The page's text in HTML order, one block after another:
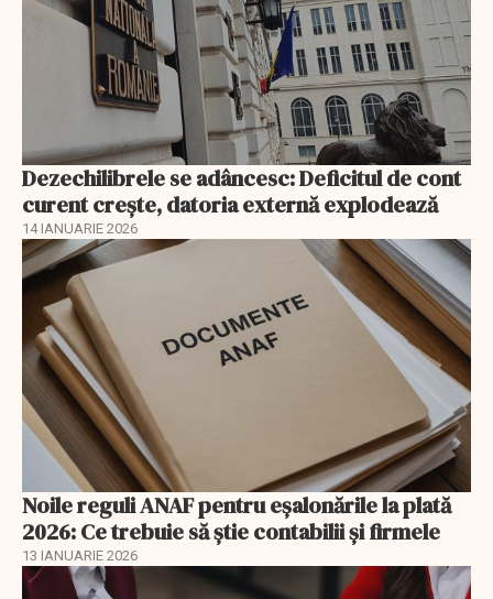
Dezechilibrele se adâncesc: Deficitul de cont
curent crește, datoria externă explodează
14 IANUARIE 2026
Noile reguli ANAF pentru eşalonările la plată
2026: Ce trebuie să știe contabilii și firmele
13 IANUARIE 2026